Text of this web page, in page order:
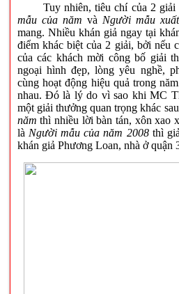
Tuy nhiên, tiêu chí của 2 giải
mẫu của năm và Người mẫu
mang. Nhiều khán giả ngay tại
điểm khác biệt của 2 giải, bởi nếu
của các khách mời công bố giải
ngoại hình đẹp, lòng yêu nghề,
cùng hoạt động hiệu quả trong
nhau. Đó là lý do vì sao khi MC
một giải thưởng quan trọng khác
năm thì nhiều lời bàn tán, xôn xao
là Người mẫu của năm 2008thì
khán giả Phương Loan, nhà ở quận